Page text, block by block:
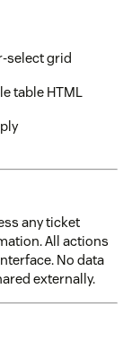
select grid
table HTML
any ticket
All actions
No data
externally.